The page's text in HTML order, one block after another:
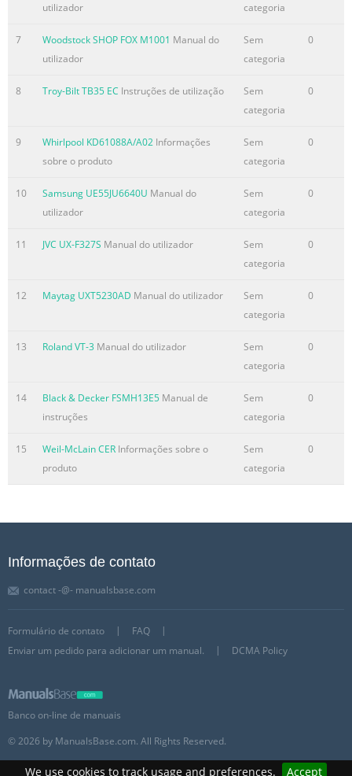
We use cookies to track usage and preferences. Accept
utilizador
categoria
7 Woodstock SHOP FOX M1001 Manual do
utilizador
Sem
categoria
0
8 Troy-Bilt TB35 EC Instruções de utilização
Sem
categoria
0
9 Whirlpool KD61088A/A02 Informações
sobre o produto
Sem
categoria
0
10 Samsung UE55JU6640U Manual do
utilizador
Sem
categoria
0
11 JVC UX-F327S Manual do utilizador
Sem
categoria
0
12 Maytag UXT5230AD Manual do utilizador
Sem
categoria
0
13 Roland VT-3 Manual do utilizador
Sem
categoria
0
14 Black & Decker FSMH13E5 Manual de
instruções
Sem
categoria
0
15 Weil-McLain CER Informações sobre o
produto
Sem
categoria
0
Informações de contato
contact -@- manualsbase.com
Formulário de contato
FAQ
Enviar um pedido para adicionar um manual.
DCMA Policy
Banco on-line de manuais
© 2026 by ManualsBase.com. All Rights Reserved.